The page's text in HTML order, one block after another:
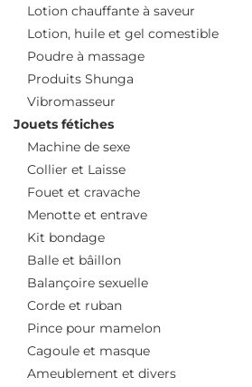
Lotion chauffante à saveur
Lotion, huile et gel comestible
Poudre à massage
Produits Shunga
Vibromasseur
Jouets fétiches
Machine de sexe
Collier et Laisse
Fouet et cravache
Menotte et entrave
Kit bondage
Balle et bâillon
Balançoire sexuelle
Corde et ruban
Pince pour mamelon
Cagoule et masque
Ameublement et divers